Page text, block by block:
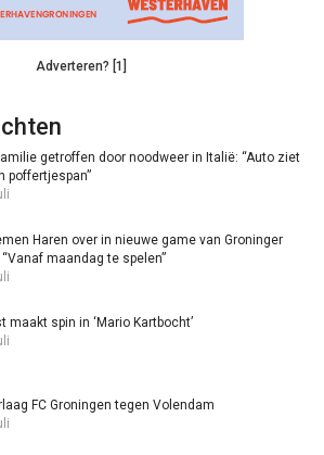
Adverteren? [1]
getroffen door noodweer in Italië: “Auto ziet
poffertjespan”
Haren over in nieuwe game van Groninger
maandag te spelen”
maakt spin in ‘Mario Kartbocht’
FC Groningen tegen Volendam